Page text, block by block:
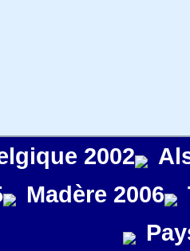
2002
Madère 2006